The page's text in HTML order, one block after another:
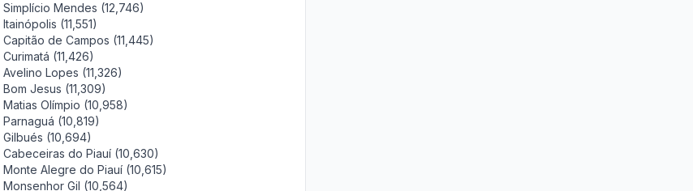
Simplício Mendes (12,746)
Itainópolis (11,551)
Capitão de Campos (11,445)
Curimatá (11,426)
Avelino Lopes (11,326)
Bom Jesus (11,309)
Matias Olímpio (10,958)
Parnaguá (10,819)
Gilbués (10,694)
Cabeceiras do Piauí (10,630)
Monte Alegre do Piauí (10,615)
Monsenhor Gil (10,564)